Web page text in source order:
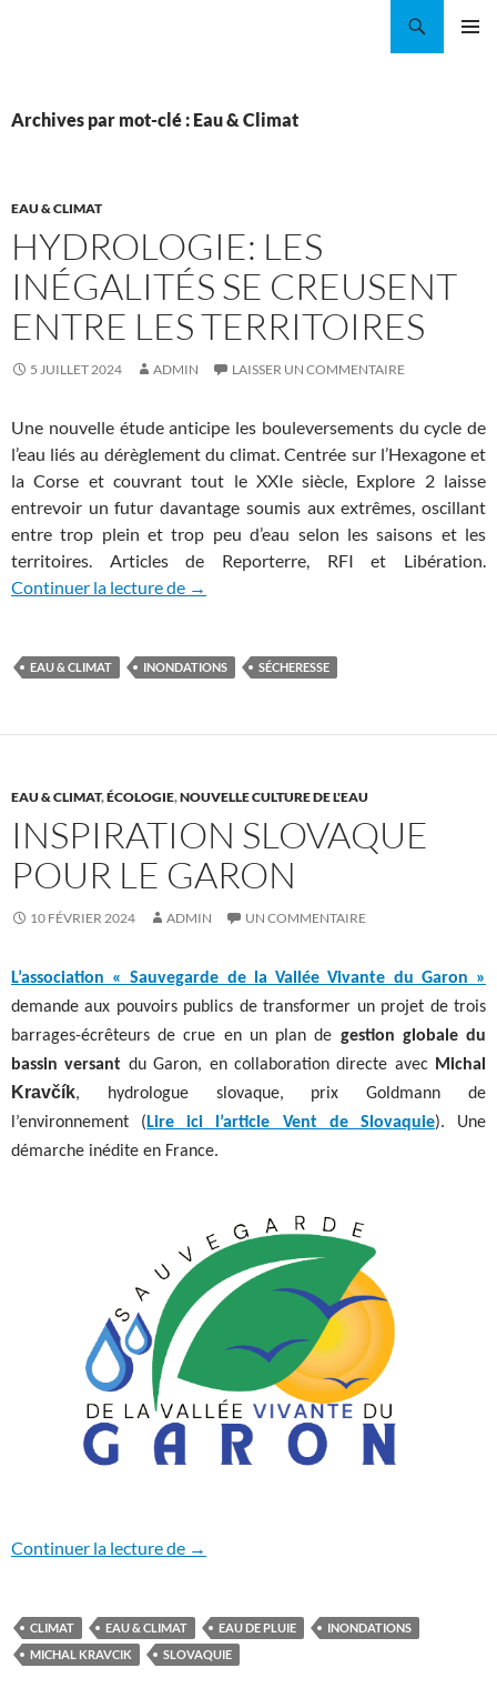
Archives par mot-clé : Eau & Climat
EAU & CLIMAT
HYDROLOGIE: LES
INÉGALITÉS SE CREUSENT
ENTRE LES TERRITOIRES
5 JUILLET 2024 ADMIN LAISSER UN COMMENTAIRE
Une nouvelle étude anticipe les bouleversements du cycle de
l’eau liés au dérèglement du climat. Centrée sur l’Hexagone et
la Corse et couvrant tout le XXIe siècle, Explore 2 laisse
entrevoir un futur davantage soumis aux extrêmes, oscillant
entre trop plein et trop peu d’eau selon les saisons et les
territoires. Articles de Reporterre, RFI et Libération.
Continuer la lecture de Hydrologie: les inégalités se creusent
→
EAU & CLIMAT INONDATIONS SÉCHERESSE
EAU & CLIMAT,ÉCOLOGIE,NOUVELLE CULTURE DE L'EAU
INSPIRATION SLOVAQUE
POUR LE GARON
10 FÉVRIER 2024 ADMIN UN COMMENTAIRE
L’association « Sauvegarde de la Vallée Vivante du Garon »
demande aux pouvoirs publics de transformer un projet de trois
barrages-écrêteurs de crue en un plan de gestion globale du
bassin versant du Garon, en collaboration directe avec Michal
Kravčík, hydrologue slovaque, prix Goldmann de
l’environnement ( Lire ici l’article Vent de Slovaquie). Une
démarche inédite en France.
Continuer la lecture de Inspiration slovaque pour le Garon
→
CLIMAT EAU & CLIMAT EAU DE PLUIE
INONDATIONS
MICHAL KRAVCIK
SLOVAQUIE